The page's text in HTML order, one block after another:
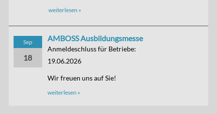
weiterlesen »
Sep
18
AMBOSS Ausbildungsmesse
Anmeldeschluss für Betriebe:
19.06.2026
Wir freuen uns auf Sie!
weiterlesen »